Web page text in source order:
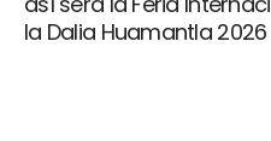
la Dalia Huamantla 2026